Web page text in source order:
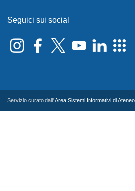
Seguici sui social
Servizio curato dall'Area Sistemi Informativi di Ateneo